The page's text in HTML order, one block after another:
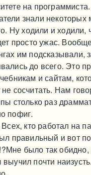
на
знали некоторых
Ну ходили и ходили,
просто ужас.
им
до всего. Это
и сайтам,
сосчитать. Нам
столько раз
пофиг.
кто работал на
правильный и вот
было так обидно,
почти